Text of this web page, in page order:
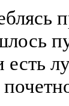
есть